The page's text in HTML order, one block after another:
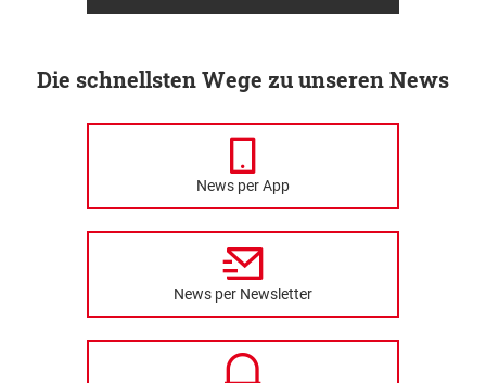
Die schnellsten Wege zu unseren News
News per App
News per Newsletter